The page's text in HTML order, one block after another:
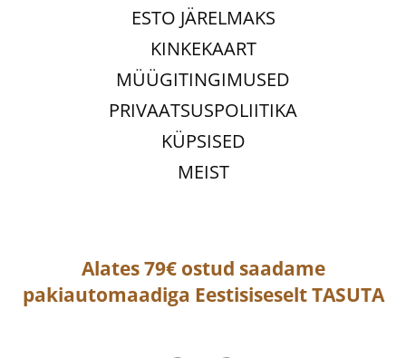
ESTO JÄRELMAKS
KINKEKAART
MÜÜGITINGIMUSED
PRIVAATSUSPOLIITIKA
KÜPSISED
MEIST
Alates 79€ ostud saadame
pakiautomaadiga EestisiseseltTASUTA